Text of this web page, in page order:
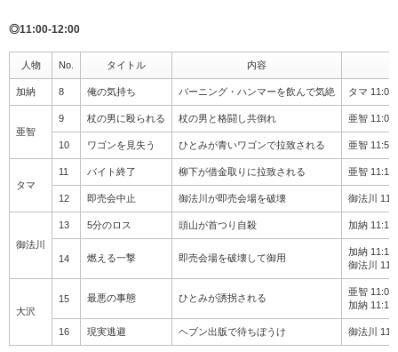
◎11:00-12:00
人物 No. タイトル 内容
加納 8 俺の気持ち バーニング・ハンマーを飲んで気絶 タマ 11:00
亜智
9 杖の男に殴られる 杖の男と格闘し共倒れ 亜智
10 ワゴンを見失う ひとみが青いワゴンで拉致される 亜智
タマ
11 バイト終了 柳下が借金取りに拉致される 亜智
12 即売会中止 御法川が即売会場を破壊 御法川
御法川
13 5分のロス 頭山が首つり自殺 加納 11:10
14 燃える一撃 即売会場を破壊して御用
加納 11:10
御法川
大沢
15 最悪の事態 ひとみが誘拐される
亜智
加納 11:10
16 現実逃避 ヘブン出版で待ちぼうけ 御法川